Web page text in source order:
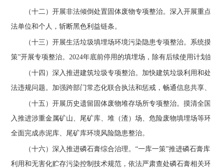
（十二）开展非法倾倒处置固体废物专项整治。深入开展重点区
法单位和个人，斩断黑色利益链条。
（十三）开展生活垃圾填埋场环境污染隐患专项整治。 系统摸排
策”开展专项整治。2024年底前停用的填埋场，除有后续使用计划的
（十四）深入推进建筑垃圾专项整治。 加快建筑垃圾利用和处
法违规问题。加强跨部门常态化联合执法和惩戒，畅通信息共享、
（十五）开展历史遗留固体废物堆存场所专项整治。摸清全国大
入推进涉重金属矿山、尾矿库、堆（渣）场、危险废物填埋场等环
全面完成赤泥库、尾矿库环境风险隐患整治。
（十六）深入推进磷石膏综合治理。“一库一策”推进磷石膏库
利用和无害化贮存污染控制技术规范，依法严肃查处磷石膏相关环